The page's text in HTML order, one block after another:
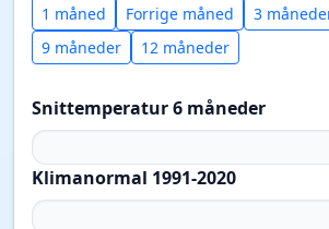
1 måned Forrige måned 3
9 måneder
12 måneder
Snittemperatur 6 måneder
Klimanormal 1991-2020